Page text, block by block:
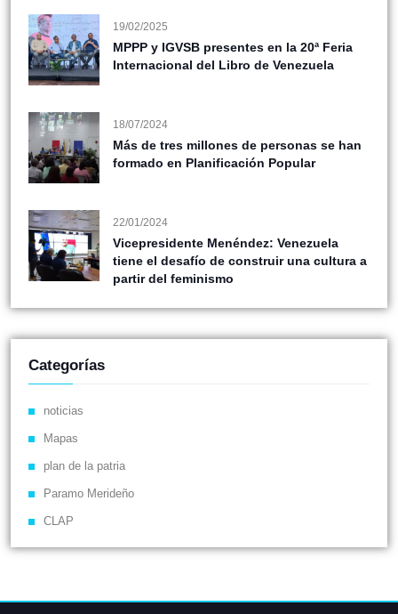
19/02/2025
MPPP y IGVSB presentes en la 20ª Feria
Internacional del Libro de Venezuela
18/07/2024
Más de tres millones de personas se han
formado en Planificación Popular
22/01/2024
Vicepresidente Menéndez: Venezuela
tiene el desafío de construir una cultura a
partir del feminismo
Categorías
noticias
Mapas
plan de la patria
Paramo Merideño
CLAP